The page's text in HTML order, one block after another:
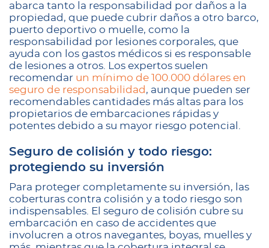
abarca tanto la responsabilidad por daños a la
propiedad, que puede cubrir daños a otro barco,
puerto deportivo o muelle, como la
responsabilidad por lesiones corporales, que
ayuda con los gastos médicos si es responsable
de lesiones a otros. Los expertos suelen
recomendar un mínimo de 100.000 dólares en
seguro de responsabilidad , aunque pueden ser
recomendables cantidades más altas para los
propietarios de embarcaciones rápidas y
potentes debido a su mayor riesgo potencial.
Seguro de colisión y todo riesgo:
protegiendo su inversión
Para proteger completamente su inversión, las
coberturas contra colisión y a todo riesgo son
indispensables. El seguro de colisión cubre su
embarcación en caso de accidentes que
involucren a otros navegantes, boyas, muelles y